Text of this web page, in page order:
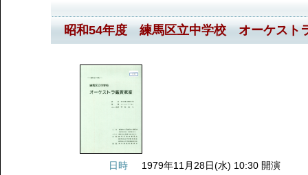
昭和54年度 練馬区立中学校 オーケスト
日時
1979年11月28日(水) 10:30 開演